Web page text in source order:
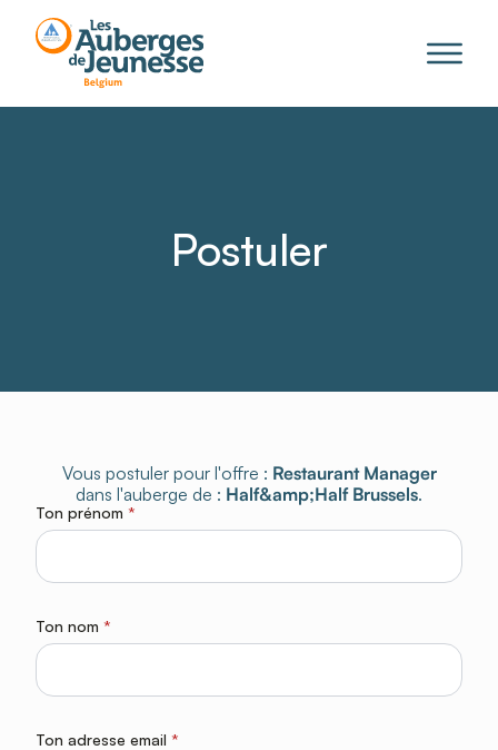
Postuler
Vous postuler pour l'offre : Restaurant Manager
dans l'auberge de : Half&amp;Half Brussels.
Ton prénom *
Ton nom *
Ton adresse email *